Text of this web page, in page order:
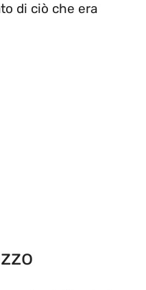
di ciò che era